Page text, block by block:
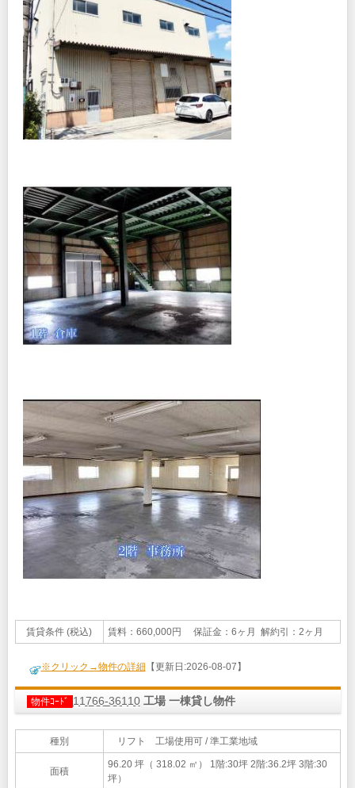
賃貸条件 (税込) 賃料：660,000円 保証金：6ヶ月 解約引：2ヶ月
※クリック→物件の詳細 【更新日:2026-08-07】
物件ｺｰﾄﾞ 11766-36110 工場 一棟貸し物件
種別 リフト 工場使用可 / 準工業地域
面積
96.20 坪（ 318.02 ㎡）
1階:30坪 2階:36.2坪 3階:30
坪）